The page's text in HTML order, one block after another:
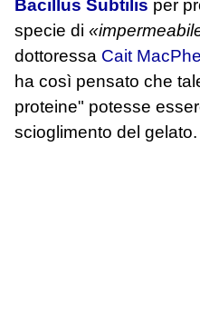
Bacillus Subtilis per
specie di
dottoressa Cait
ha così pensato che
proteine" potesse
scioglimento del gelato.